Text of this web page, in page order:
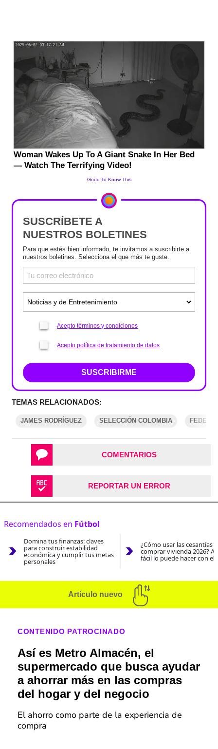
SUSCRÍBETE A
NUESTROS BOLETINES
Para que estés bien informado, te invitamos a suscribirte a
nuestros boletines. Selecciona el que más te guste.
Acepto términos y condiciones
Acepto política de tratamiento de datos
SUSCRIBIRME
TEMAS RELACIONADOS:
JAMES RODRÍGUEZ SELECCIÓN COLOMBIA
COMENTARIOS
REPORTAR UN ERROR
Recomendados en Fútbol
Domina tus finanzas: claves
para construir estabilidad
económica y cumplir tus metas
personales
¿Cómo usar las cesantías
comprar vivienda 2026?
fácil lo puede hacer con el
Artículo nuevo
CONTENIDO PATROCINADO
Así es Metro Almacén, el
supermercado que busca ayudar
a ahorrar más en las compras
del hogar y del negocio
El ahorro como parte de la experiencia de
compra